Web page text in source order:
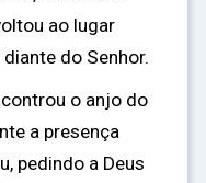
ao lugar
do Senhor.
o anjo do
a presença
pedindo a Deus